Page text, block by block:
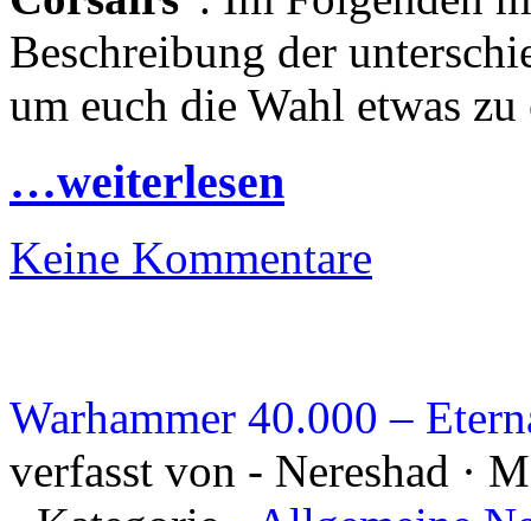
Beschreibung der
um euch die Wahl etwas
…weiterlesen
Keine Kommentare
Warhammer 40.000 –
verfasst von - Nereshad ·